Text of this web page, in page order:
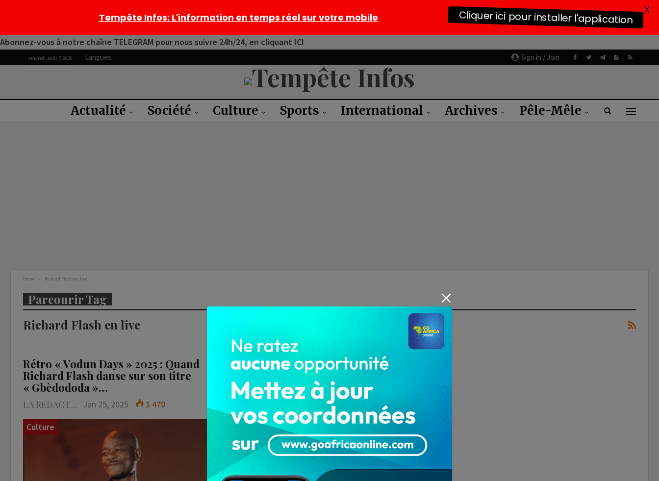
Abonnez-vous à notre chaîne TELEGRAM pour nous suivre 24h/24, en cliquant ICI
Sign in / Join
vendredi, août 7, 2026 Langues
Actualité Société Culture Sports International Archives Pêle-Mêle
Home Richard Flash en live
Parcourir Tag
Richard Flash en live
Rétro « Vodun Days » 2025 : Quand
Richard Flash danse sur son titre
« Gbèdododa »…
LA REDACTION Jan 25, 2025
1 470
Culture
Tempête Infos: L'information en temps réel sur votre mobile Cliquer ici pour installer l'application X